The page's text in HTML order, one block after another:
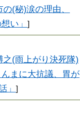
(秘)涙の理由、
い」 ]
(雨上がり決死隊)
んまに大抗議、胃が
」 ]